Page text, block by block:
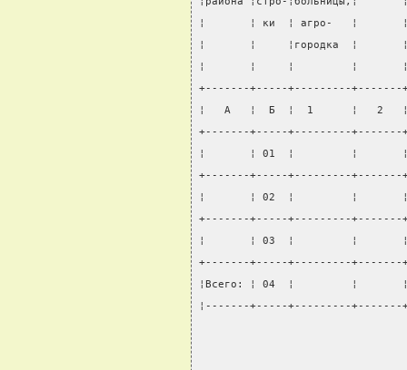
¦       ¦ ки  ¦ агро-   ¦
¦       ¦     ¦городка  ¦
¦       ¦     ¦         ¦
+-------+-----+---------
¦   А   ¦  Б  ¦  1      ¦   2
+-------+-----+---------
¦       ¦ 01  ¦         ¦
+-------+-----+---------
¦       ¦ 02  ¦         ¦
+-------+-----+---------
¦       ¦ 03  ¦         ¦
+-------+-----+---------
¦Всего: ¦ 04  ¦         ¦
¦-------+-----+---------